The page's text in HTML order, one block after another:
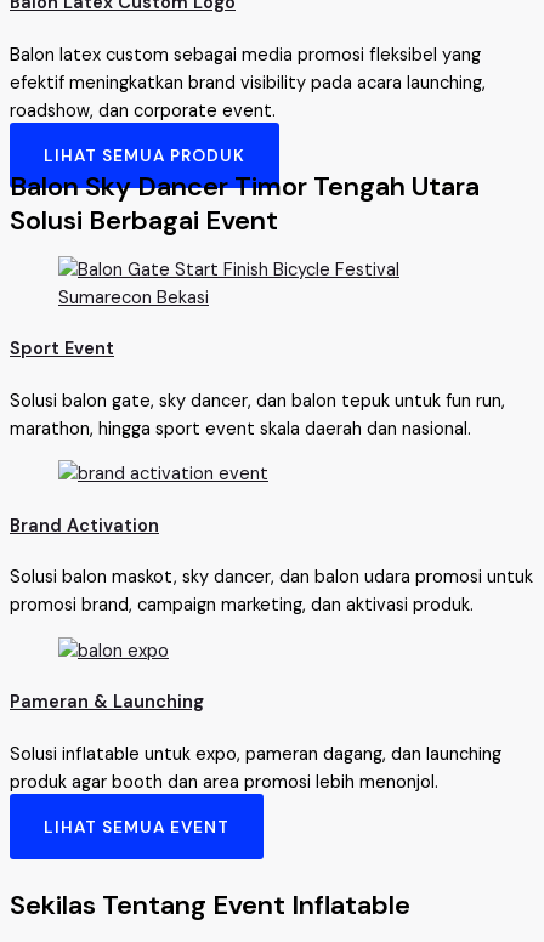
Balon latex custom sebagai media promosi fleksibel yang
efektif meningkatkan brand visibility pada acara launching,
roadshow, dan corporate event.
LIHAT SEMUA PRODUK
Balon Sky Dancer Timor Tengah Utara
Solusi Berbagai Event
Sport Event
Solusi balon gate, sky dancer, dan balon tepuk untuk fun run,
marathon, hingga sport event skala daerah dan nasional.
Brand Activation
Solusi balon maskot, sky dancer, dan balon udara promosi untuk
promosi brand, campaign marketing, dan aktivasi produk.
Pameran & Launching
Solusi inflatable untuk expo, pameran dagang, dan launching
produk agar booth dan area promosi lebih menonjol.
LIHAT SEMUA EVENT
Sekilas Tentang Event Inflatable